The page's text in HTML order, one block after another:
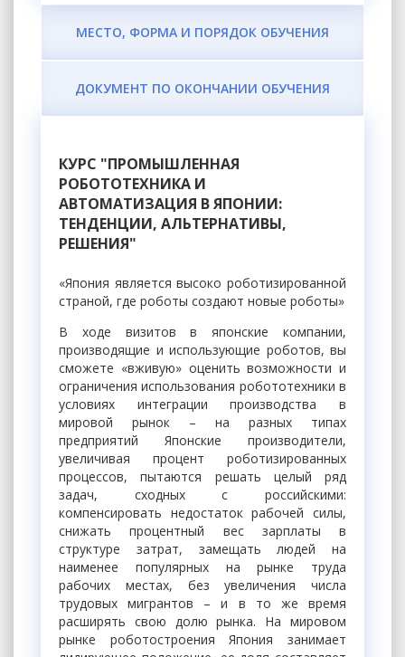
МЕСТО, ФОРМА И ПОРЯДОК ОБУЧЕНИЯ
ДОКУМЕНТ ПО ОКОНЧАНИИ ОБУЧЕНИЯ
КУРС "ПРОМЫШЛЕННАЯ
РОБОТОТЕХНИКА И
АВТОМАТИЗАЦИЯ В ЯПОНИИ:
ТЕНДЕНЦИИ, АЛЬТЕРНАТИВЫ,
РЕШЕНИЯ"
«Япония является высоко роботизированной
страной, где роботы создают новые роботы»
В ходе визитов в японские компании,
производящие и использующие роботов, вы
сможете «вживую» оценить возможности и
ограничения использования робототехники в
условиях интеграции производства в
мировой рынок – на разных типах
предприятий Японские производители,
увеличивая процент роботизированных
процессов, пытаются решать целый ряд
задач, сходных с российскими:
компенсировать недостаток рабочей силы,
снижать процентный вес зарплаты в
структуре затрат, замещать людей на
наименее популярных на рынке труда
рабочих местах, без увеличения числа
трудовых мигрантов – и в то же время
расширять свою долю рынка. На мировом
рынке роботостроения Япония занимает